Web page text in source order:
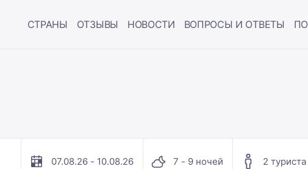
СТРАНЫ ОТЗЫВЫ НОВОСТИ ВОПРОСЫ И ОТВЕТЫ
07.08.26 - 10.08.26 7 - 9 ночей 2 туриста